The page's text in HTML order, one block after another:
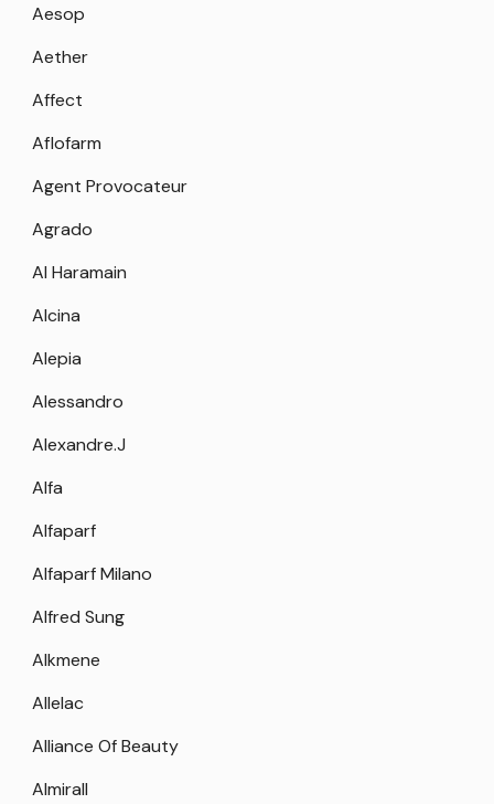
Aesop
Aether
Affect
Aflofarm
Agent Provocateur
Agrado
Al Haramain
Alcina
Alepia
Alessandro
Alexandre.J
Alfa
Alfaparf
Alfaparf Milano
Alfred Sung
Alkmene
Allelac
Alliance Of Beauty
Almirall